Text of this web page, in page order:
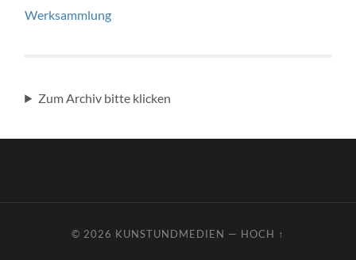
Werksammlung
Zum Archiv bitte klicken
© 2026 KUNSTUNDMEDIEN — HOCH ↑